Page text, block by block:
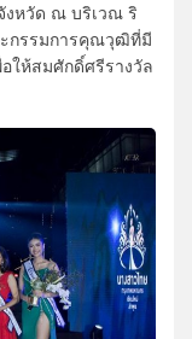
งหวัด ณ บริเวณ ริ
กรรมการคุณวุฒิที่มี
ให้สมศักดิ์ศรีรางวัล